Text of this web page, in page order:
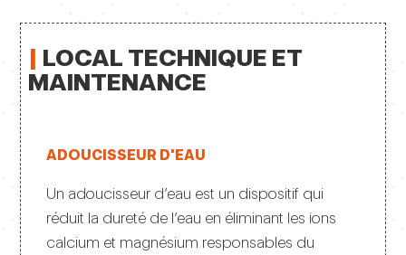
| LOCAL TECHNIQUE ET
MAINTENANCE
ADOUCISSEUR D'EAU
Un adoucisseur d’eau est un dispositif qui
réduit la dureté de l’eau en éliminant les ions
calcium et magnésium responsables du